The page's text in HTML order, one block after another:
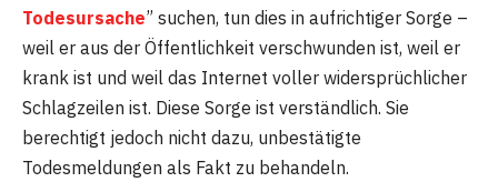
Todesursache” suchen, tun dies in aufrichtiger Sorge –
weil er aus der Öffentlichkeit verschwunden ist, weil er
krank ist und weil das Internet voller widersprüchlicher
Schlagzeilen ist. Diese Sorge ist verständlich. Sie
berechtigt jedoch nicht dazu, unbestätigte
Todesmeldungen als Fakt zu behandeln.